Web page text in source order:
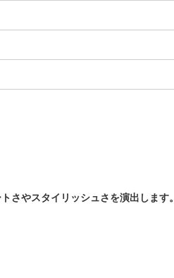
さやスタイリッシュさを演出します。